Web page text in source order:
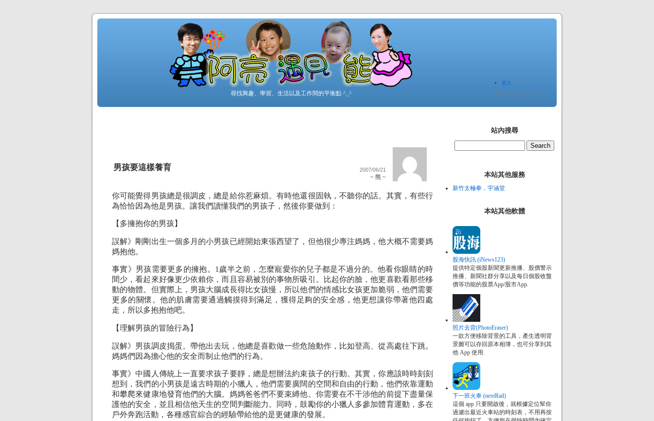
尋找興趣、學習、生活以及工作間的平衡點 ^_^
登入
Since 2005.12.20
男孩要這樣養育 2007/06/21
~ 熊 ~
你可能覺得男孩總是很調皮，總是給你惹麻煩。有時他還很固執，不聽你的話。其實，有些行
為恰恰因為他是男孩。讓我們讀懂我們的男孩子，然後你要做到：
【多擁抱你的男孩】
誤解》剛剛出生一個多月的小男孩已經開始東張西望了，但他很少專注媽媽，他大概不需要媽
媽抱他。
事實》男孩需要更多的擁抱。1歲半之前，怎麼寵愛你的兒子都是不過分的。他看你眼睛的時
間少，看起來好像更少依賴你，而且容易被別的事物所吸引。比起你的臉，他更喜歡看那些移
動的物體。但實際上，男孩大腦成長得比女孩慢，所以他們的情感比女孩更加脆弱，他們需要
更多的關懷。他的肌膚需要通過觸摸得到滿足，獲得足夠的安全感，他更想讓你帶著他四處
走，所以多抱抱他吧。
【理解男孩的冒險行為】
誤解》男孩調皮搗蛋。帶他出去玩，他總是喜歡做一些危險動作，比如登高、從高處往下跳。
媽媽們因為擔心他的安全而制止他們的行為。
事實》中國人傳統上一直要求孩子要靜，總是想辦法約束孩子的行動。其實，你應該時時刻刻
想到，我們的小男孩是遠古時期的小獵人，他們需要廣闊的空間和自由的行動，他們依靠運動
和攀爬來健康地發育他們的大腦。媽媽爸爸們不要束縛他。你需要在不干涉他的前提下盡量保
護他的安全，並且相信他天生的空間判斷能力。同時，鼓勵你的小獵人多參加體育運動，多在
戶外奔跑活動，各種感官綜合的經驗帶給他的是更健康的發展。
站內搜尋
本站其他服務
新竹太極拳，宇涵堂
本站其他軟體
股海快訊 (iNews123)
提供特定個股新聞更新推播、股價警示
推播、新聞社群分享以及每日個股收盤
價等功能的股票App/股市App.
照片去背(PhotoEraser)
一款方便移除背景的工具，產生透明背
景圖可以存回原本相簿，也可分享到其
他 App 使用.
下一班火車 (nextRail)
這個 app 只要開啟後，就根據定位幫你
過濾出最近火車站的時刻表，不用再按